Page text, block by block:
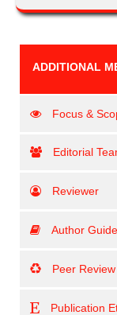
ADDITIONAL
Focus &
Editorial
Reviewer
Author
Peer
Publication